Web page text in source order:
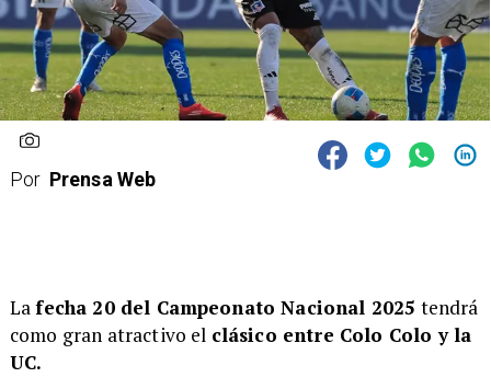
Por Prensa Web
Lafecha 20 del Campeonato Nacional 2025 tendrá
como gran atractivo el clásico entre Colo Colo y la
UC.